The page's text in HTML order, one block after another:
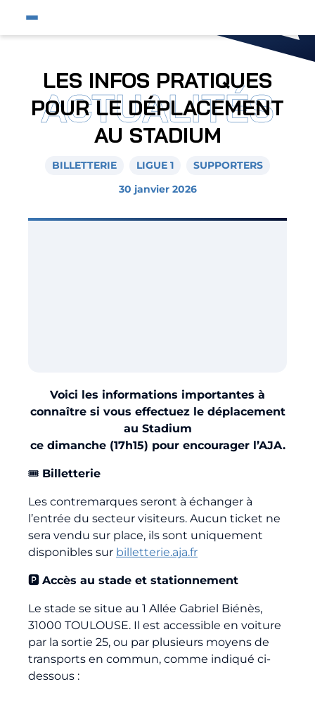
Ouvrir le menu du site
Fermer
Jeunes et féminines
Supporters
ACTUALITÉS
LES INFOS PRATIQUES
POUR LE DÉPLACEMENT
AU STADIUM
BILLETTERIE LIGUE 1
SUPPORTERS
30 janvier 2026
Voici les informations importantes à
connaître si vous effectuez le déplacement
au Stadium
ce dimanche (17h15) pour encourager l’AJA.
🎟️ Billetterie
Les contremarques seront à échanger à
l’entrée du secteur visiteurs. Aucun ticket ne
sera vendu sur place, ils sont uniquement
disponibles sur billetterie.aja.fr
🅿️ Accès au stade et stationnement
Le stade se situe au 1 Allée Gabriel Biénès,
31000 TOULOUSE. Il est accessible en voiture
par la sortie 25, ou par plusieurs moyens de
transports en commun, comme indiqué ci-
dessous :